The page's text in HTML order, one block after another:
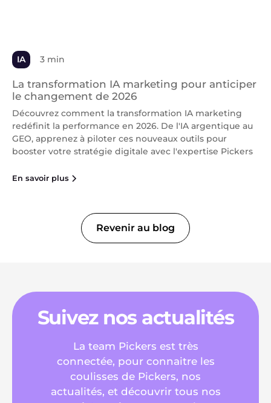
IA 3 min
La transformation IA marketing pour anticiper
le changement de 2026
Découvrez comment la transformation IA marketing
redéfinit la performance en 2026. De l'IA argentique au
GEO, apprenez à piloter ces nouveaux outils pour
booster votre stratégie digitale avec l'expertise Pickers
En savoir plus
Revenir au blog
Suivez nos actualités
La team Pickers est très
connectée, pour connaitre les
coulisses de Pickers, nos
actualités, et découvrir tous nos